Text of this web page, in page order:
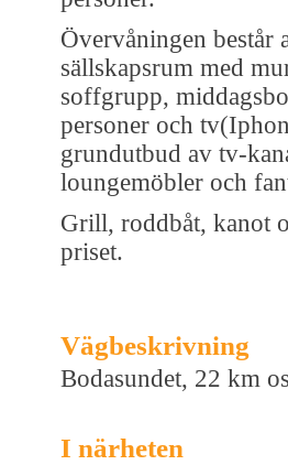
Övervåningen består
sällskapsrum med
soffgrupp,
personer och
grundutbud av tv-
loungemöbler och
Grill, roddbåt, kanot
priset.
Vägbeskrivning
Bodasundet, 22 km
I närheten